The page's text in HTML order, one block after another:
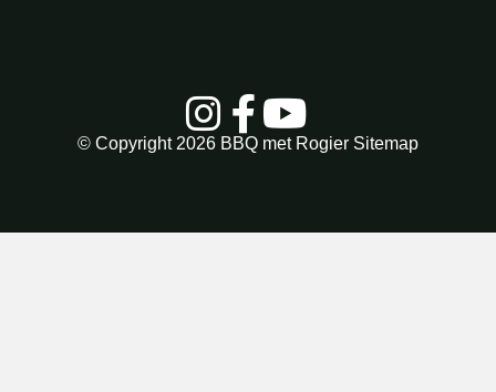
© Copyright 2026 BBQ met Rogier Sitemap